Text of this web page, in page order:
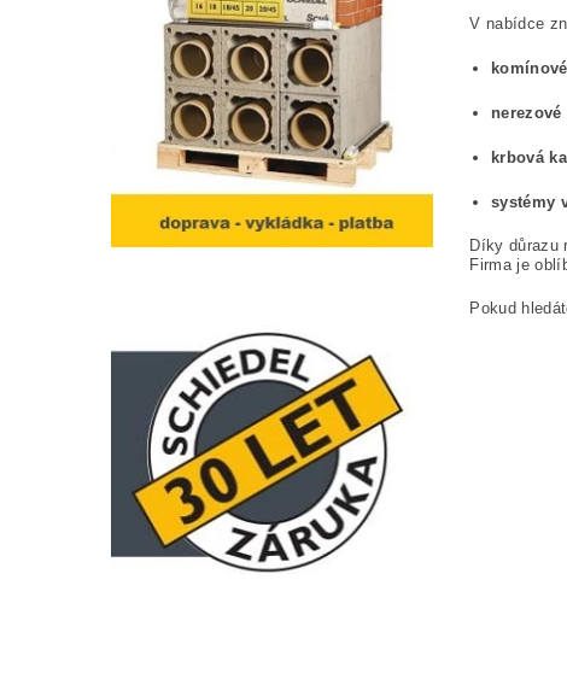
V nabídce
krbová
systémy
Díky důrazu
Firma je
Pokud